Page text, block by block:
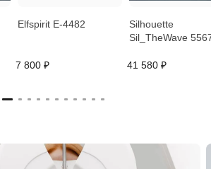
Elfspirit E-4482
7 800 ₽
Silhouette
Sil_TheWave
41 580 ₽